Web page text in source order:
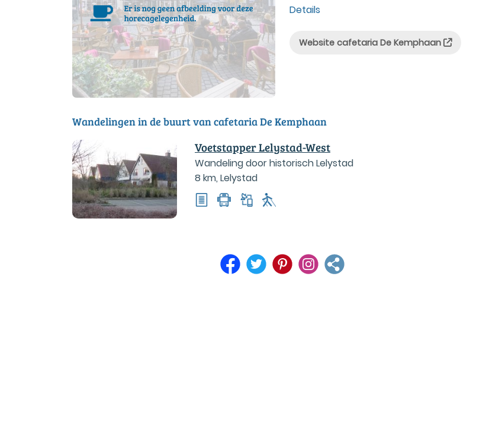
Details
Website cafetaria De Kemphaan
Wandelingen in de buurt van cafetaria De Kemphaan
Voetstapper Lelystad-West
Wandeling door historisch Lelystad
8 km, Lelystad